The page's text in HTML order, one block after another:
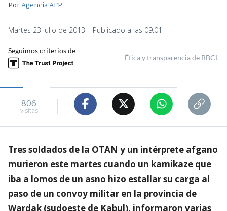
PorAgencia AFP
Martes 23 julio de 2013 | Publicado a las 09:01
Seguimos criterios de
Ética y transparencia de BBCL
806
visitas
Tres soldados de la OTAN y un intérprete afgano
murieron este martes cuando un kamikaze que
iba a lomos de un asno hizo estallar su carga al
paso de un convoy militar en la provincia de
Wardak (sudoeste de Kabul), informaron varias